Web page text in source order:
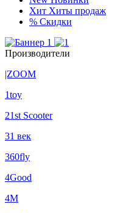
Хит Хиты продаж
% Скидки
Производители
|ZOOM
1toy
21st Scooter
31 век
360fly
4Good
4М